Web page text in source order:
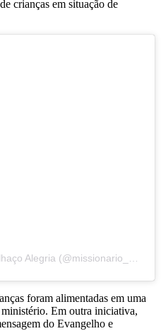
crianças em situação de
Um post compartilhado por Palhaço Alegria (@missionario_palhaco_alegria)
foram alimentadas em uma
Em outra iniciativa,
do Evangelho e